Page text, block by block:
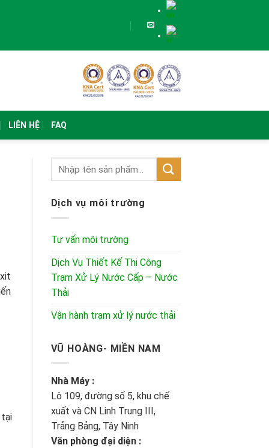
LIÊN HỆ FAQ
tại
Dịch vụ môi trường
Tư vấn môi trường
Dịch Vụ Thiết Kế Thi Công
Trạm Xử Lý Nước Cấp – Nước
Thải
Vận hành trạm xử lý nước thải
VŨ HOÀNG- MIỀN NAM
Nhà Máy :
Lô 109, đường số 5, khu chế
xuất và CN Linh Trung III,
Trảng Bảng, Tây Ninh
Văn phòng đại diện :